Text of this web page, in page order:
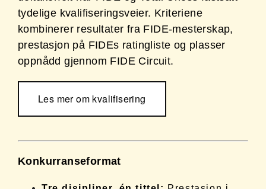
tydelige kvalifiseringsveier. Kriteriene
kombinerer resultater fra FIDE-mesterskap,
prestasjon på FIDEs ratingliste og plasser
oppnådd gjennom FIDE Circuit.
Les mer om kvalifisering
Konkurranseformat